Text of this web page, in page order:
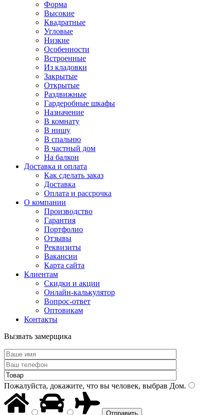
Форма
Высокие
Квадратные
Угловые
Низкие
Особенности
Встроенные
Из кладовки
Закрытые
Открытые
Раздвижные
Гардеробные шкафы
Назначение
В комнату
В нишу
В спальню
В частный дом
На балкон
Доставка и оплата
Как сделать заказ
Доставка
Оплата и рассрочка
О компании
Производство
Гарантия
Портфолио
Отзывы
Реквизиты
Вакансии
Карта сайта
Клиентам
Скидки и акции
Онлайн-калькулятор
Вопрос-ответ
Оптовикам
Контакты
Вызвать замерщика
Пожалуйста, докажите, что вы человек, выбрав Дом.